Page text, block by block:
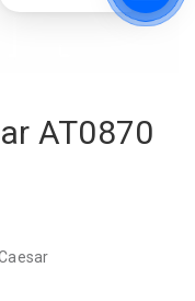
AT0870